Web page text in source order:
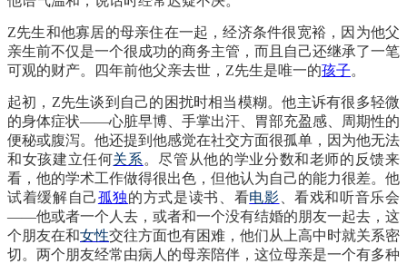
Z先生和他寡居的母亲住在一起，经济条件很宽裕，因为他父
亲生前不仅是一个很成功的商务主管，而且自己还继承了一笔
可观的财产。四年前他父亲去世，Z先生是唯一的孩子。
起初， Z先生谈到自己的困扰时相当模糊。他主诉有很多轻微
的身体症状——心脏早博、手掌出汗、胃部充盈感、周期性的
便秘或腹泻。他还提到他感觉在社交方面很孤单，因为他无法
和女孩建立任何关系。尽管从他的学业分数和老师的反馈来
看，他的学术工作做得很出色，但他认为自己的能力很差。他
试着缓解自己孤独的方式是读书、看电影、看戏和听音乐会
——他或者一个人去，或者和一个没有结婚的朋友一起去，这
个朋友在和女性交往方面也有困难，他们从上高中时就关系密
切。两个朋友经常由病人的母亲陪伴，这位母亲是一个有多种